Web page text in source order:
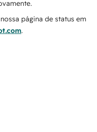
página de status em
.